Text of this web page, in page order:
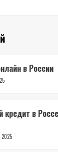
в России
кредит в